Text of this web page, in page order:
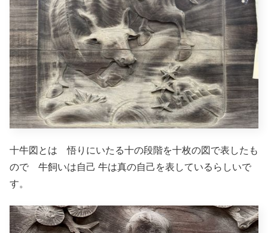
十牛図とは 悟りにいたる十の段階を十枚の図で表したも
ので 牛飼いは自己 牛は真の自己を表しているらしいで
す。